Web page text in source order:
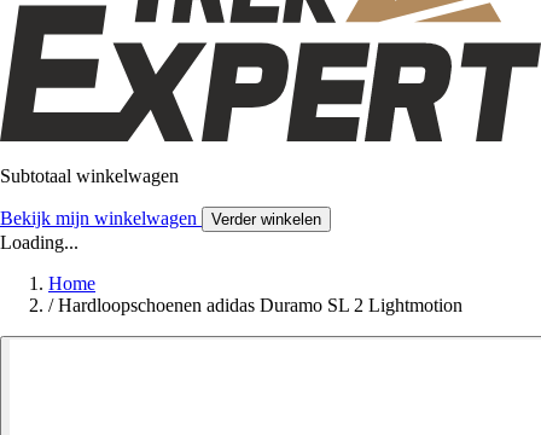
Subtotaal winkelwagen
Bekijk mijn winkelwagen Verder winkelen
Loading...
Home
/ Hardloopschoenen adidas Duramo SL 2 Lightmotion